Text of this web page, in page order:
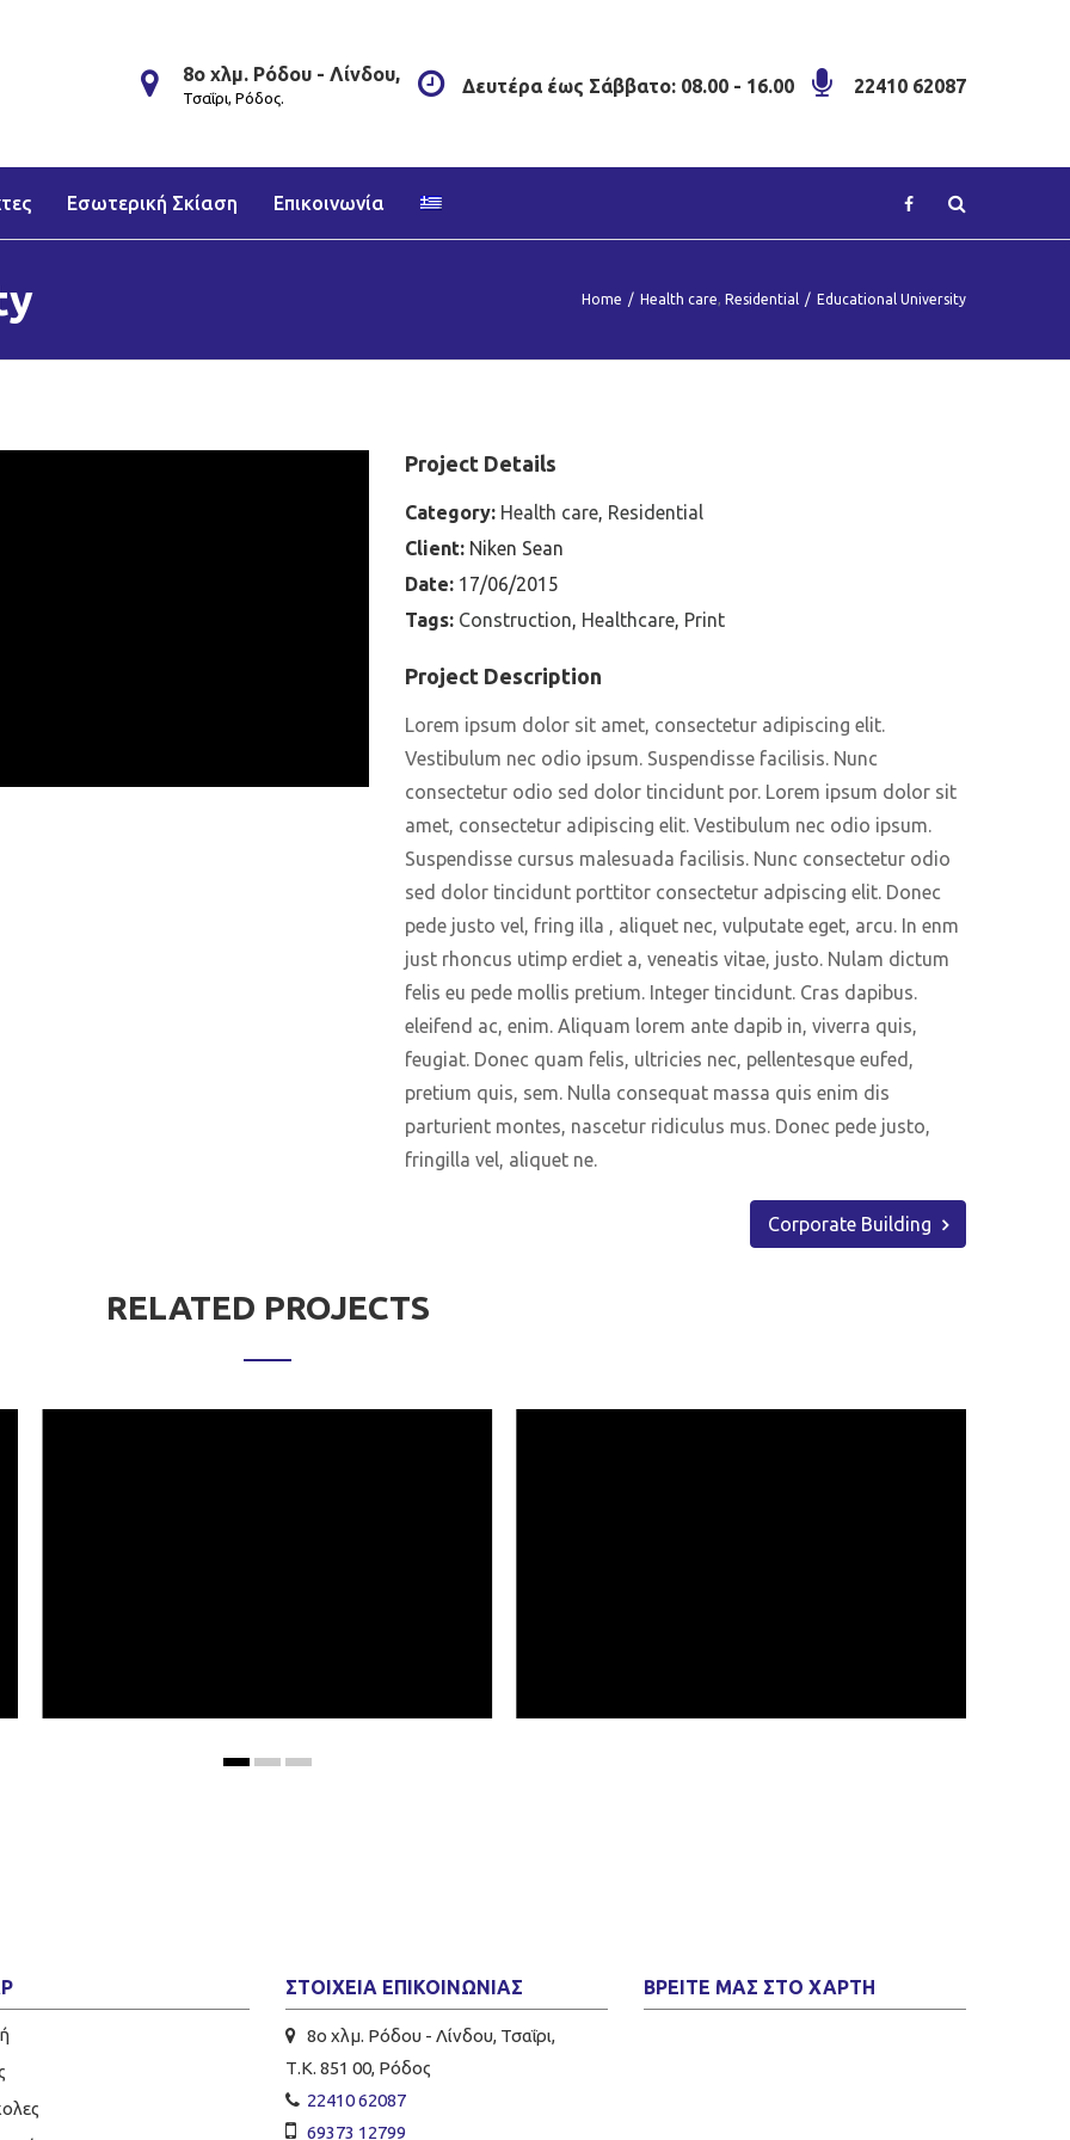
8ο χλμ. Ρόδου - Λίνδου,
Τσαΐρι, Ρόδος.
Δευτέρα έως Σάββατο: 08.00 - 16.00 22410 62087
Εσωτερική Σκίαση Επικοινωνία
Home / Health care, Residential / Educational University
Project Details
Category: Health care, Residential
Client: Niken Sean
Date: 17/06/2015
Tags: Construction, Healthcare, Print
Project Description
Lorem ipsum dolor sit amet, consectetur adipiscing elit.
Vestibulum nec odio ipsum. Suspendisse facilisis. Nunc
consectetur odio sed dolor tincidunt por. Lorem ipsum dolor sit
amet, consectetur adipiscing elit. Vestibulum nec odio ipsum.
Suspendisse cursus malesuada facilisis. Nunc consectetur odio
sed dolor tincidunt porttitor consectetur adpiscing elit. Donec
pede justo vel, fring illa , aliquet nec, vulputate eget, arcu. In enm
just rhoncus utimp erdiet a, veneatis vitae, justo. Nulam dictum
felis eu pede mollis pretium. Integer tincidunt. Cras dapibus.
eleifend ac, enim. Aliquam lorem ante dapib in, viverra quis,
feugiat. Donec quam felis, ultricies nec, pellentesque eufed,
pretium quis, sem. Nulla consequat massa quis enim dis
parturient montes, nascetur ridiculus mus. Donec pede justo,
fringilla vel, aliquet ne.
Corporate Building
RELATED PROJECTS
ΣΤΟΙΧΕΊΑ ΕΠΙΚΟΙΝΩΝΊΑΣ
8ο χλμ. Ρόδου - Λίνδου, Τσαΐρι,
Τ.Κ. 851 00, Ρόδος
22410 62087
69373 12799
ΒΡΕΊΤΕ ΜΑΣ ΣΤΟ ΧΆΡΤΗ